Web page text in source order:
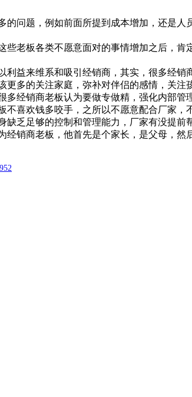
题，例如前面所提到成本增加，还是人
板各类不愿意面对的事情增加之后，肯
来维系和吸引经销商，其实，很多经销
更多的关注家庭，弥补对伴侣的感情，关
经销商老板认为要做专做精，强化内部管
欢钱多咬手，之所以不愿意配合厂家，
乏足够的控制和管理能力，厂家有没提前
商老板，他首先是个家长，是父母，然